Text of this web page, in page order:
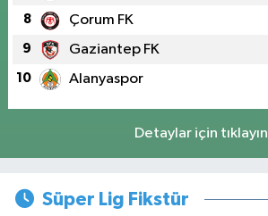
8 Çorum FK
9 Gaziantep FK
10 Alanyaspor
Detaylar için tıklayın
Süper Lig Fikstür